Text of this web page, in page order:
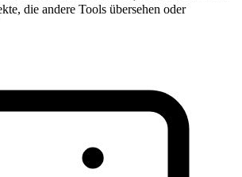
die andere Tools übersehen oder